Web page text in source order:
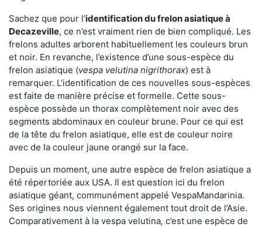
Sachez que pour l’identification du frelon asiatiqueà
Decazeville, ce n’est vraiment rien de bien compliqué. Les
frelons adultes arborent habituellement les couleurs brun
et noir. En revanche, l’existence d’une sous-espèce du
frelon asiatique (vespa velutina nigrithorax) est à
remarquer. L’identification de ces nouvelles sous-espèces
est faite de manière précise et formelle. Cette sous-
espèce possède un thorax complètement noir avec des
segments abdominaux en couleur brune. Pour ce qui est
de la tête du frelon asiatique, elle est de couleur noire
avec de la couleur jaune orangé sur la face.
Depuis un moment, une autre espèce de frelon asiatique a
été répertoriée aux USA. Il est question ici du frelon
asiatique géant, communément appelé VespaMandarinia.
Ses origines nous viennent également tout droit de l’Asie.
Comparativement à la vespa velutina, c’est une espèce de